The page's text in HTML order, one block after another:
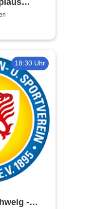
18:30 Uhr
-